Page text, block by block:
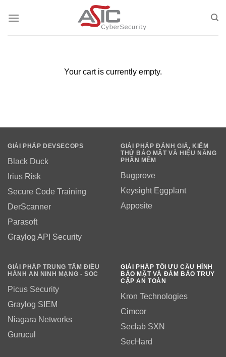
Your cart is currently empty.
GIẢI PHÁP DEVSECOPS
Black Duck
Irius Risk
Secure Code Training
DerScanner
Parasoft
Graylog API Security
GIẢI PHÁP ĐÁNH GIÁ, KIỂM
THỬ BẢO MẬT VÀ HIỆU NĂNG
PHẦN MỀM
Bugprove
Keysight Eggplant
Apposite
GIẢI PHÁP TRUNG TÂM ĐIỀU
HÀNH AN NINH MẠNG - SOC
Picus Security
Graylog SIEM
Niagara Networks
Gurucul
GIẢI PHÁP TỐI ƯU CẤU HÌNH
BẢO MẬT VÀ ĐẢM BẢO TRUY
CẬP AN TOÀN
Kron Technologies
Cimcor
Seclab SXN
SecHard